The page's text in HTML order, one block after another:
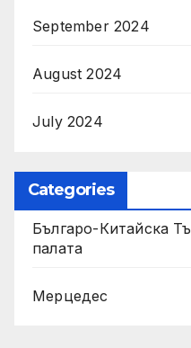
September 2024
August 2024
July 2024
Categories
Българо-Китайска
палaта
Мерцедес